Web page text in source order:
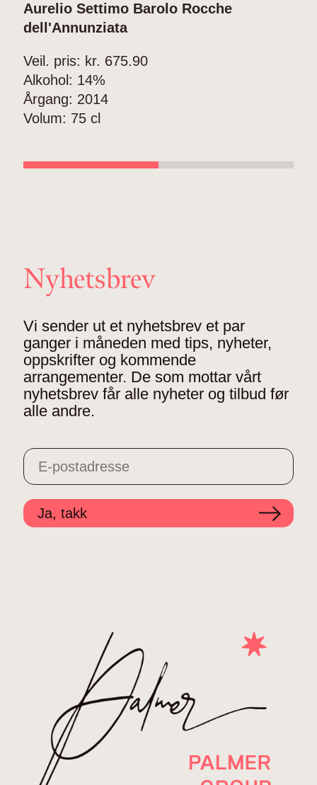
Aurelio Settimo Barolo Rocche
dell'Annunziata
Veil. pris: kr. 675.90
Alkohol: 14%
Årgang: 2014
Volum: 75 cl
Nyhetsbrev
Vi sender ut et nyhetsbrev et par
ganger i måneden med tips, nyheter,
oppskrifter og kommende
arrangementer. De som mottar vårt
nyhetsbrev får alle nyheter og tilbud før
alle andre.
Ja, takk